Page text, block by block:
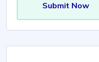
Submit Now